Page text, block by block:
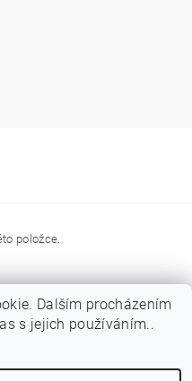
položce.
Dalším procházením
s jejich používáním..